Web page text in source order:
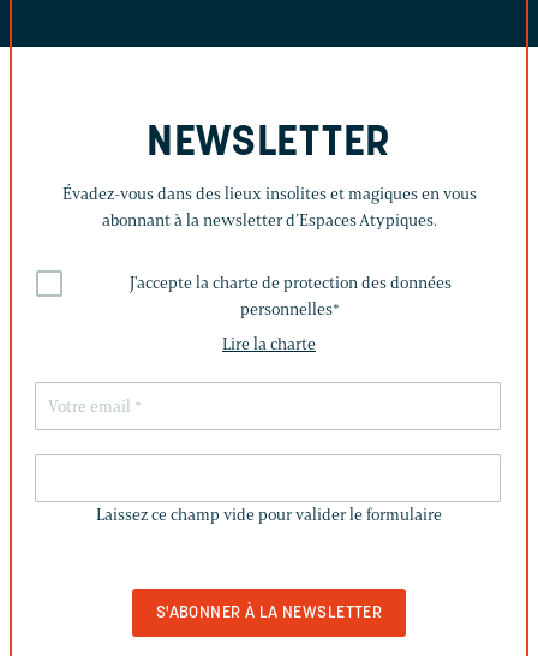
NEWSLETTER
Évadez-vous dans des lieux insolites et magiques en vous
abonnant à la newsletter d’Espaces Atypiques.
J'accepte la charte de protection des données
personnelles*
Lire la charte
CHAMP
Laissez ce champ vide pour valider le formulaire